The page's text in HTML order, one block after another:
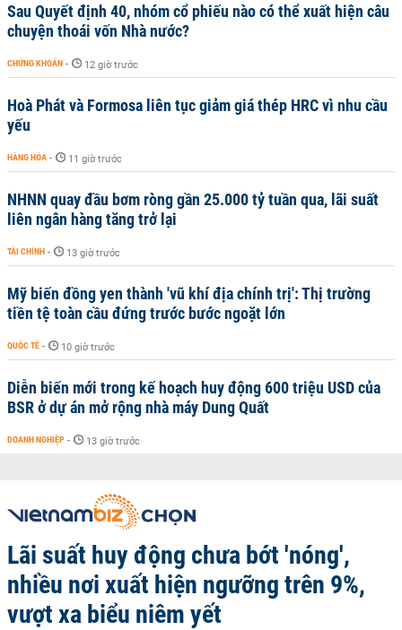
Sau Quyết định 40, nhóm cổ phiếu nào có thể xuất hiện câu
chuyện thoái vốn Nhà nước?
CHỨNG KHOÁN - 12 giờ trước
Hoà Phát và Formosa liên tục giảm giá thép HRC vì nhu cầu
yếu
HÀNG HÓA - 11 giờ trước
NHNN quay đầu bơm ròng gần 25.000 tỷ tuần qua, lãi suất
liên ngân hàng tăng trở lại
TÀI CHÍNH - 13 giờ trước
Mỹ biến đồng yen thành 'vũ khí địa chính trị': Thị trường
tiền tệ toàn cầu đứng trước bước ngoặt lớn
QUỐC TẾ - 10 giờ trước
Diễn biến mới trong kế hoạch huy động 600 triệu USD của
BSR ở dự án mở rộng nhà máy Dung Quất
DOANH NGHIỆP - 13 giờ trước
Lãi suất huy động chưa bớt 'nóng',
nhiều nơi xuất hiện ngưỡng trên 9%,
vượt xa biểu niêm yết